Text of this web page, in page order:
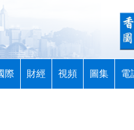
際 財經 視頻 圖集 電